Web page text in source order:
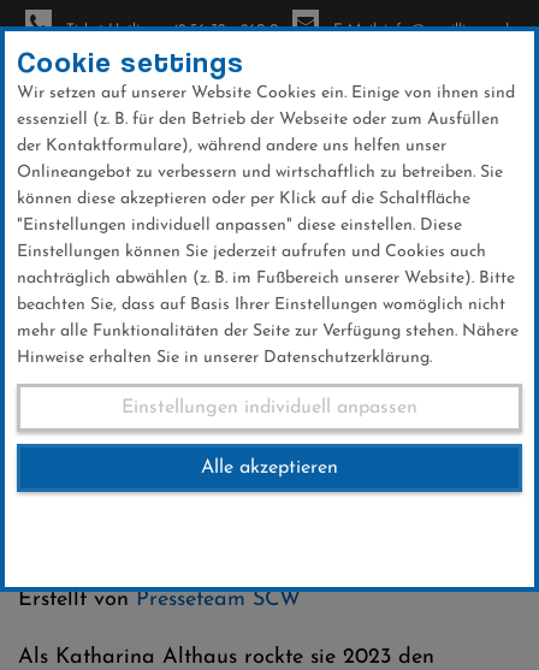
Direkt
zum
Inhalt
Ticket-Hotline: +49 56 32 - 960-0 E-Mail: info@sc-willingen.de
News
Katharina Schmid und der
perfekte Sprung
Erstellt vonPresseteam SCW
Als Katharina Althaus rockte sie 2023 den
Cookie settings
Wir setzen auf unserer Website Cookies ein. Einige von ihnen sind
essenziell (z. B. für den Betrieb der Webseite oder zum Ausfüllen
der Kontaktformulare), während andere uns helfen unser
Onlineangebot zu verbessern und wirtschaftlich zu betreiben. Sie
können diese akzeptieren oder per Klick auf die Schaltfläche
"Einstellungen individuell anpassen" diese einstellen. Diese
Einstellungen können Sie jederzeit aufrufen und Cookies auch
nachträglich abwählen (z. B. im Fußbereich unserer Website). Bitte
beachten Sie, dass auf Basis Ihrer Einstellungen womöglich nicht
mehr alle Funktionalitäten der Seite zur Verfügung stehen. Nähere
Hinweise erhalten Sie in unserer Datenschutzerklärung.
Einstellungen individuell anpassen
Alle akzeptieren